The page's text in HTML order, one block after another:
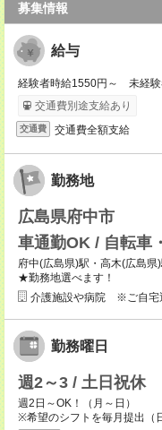
募集情報
給与
経験者時給1550円～ 未経
交通費別途支給あり
交通費 交通費全額支給
勤務地
広島県府中市
車通勤OK / 自転車
府中(広島県)駅・高木(広島
★勤務地選べます！
介護施設や病院 ※ご自宅
勤務曜日
週2～3 / 土日祝休
週2日～OK！（月～日）
※希望のシフトを毎月提出（